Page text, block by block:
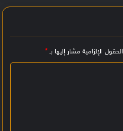
الحقول الإلزامية مشار إليها بـ*